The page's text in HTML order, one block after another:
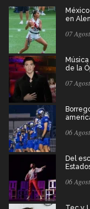
en
07
de la
07
06
Del
06